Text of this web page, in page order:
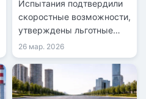
Испытания подтвердили
скоростные возможности,
утверждены льготные
условия.
26 мар. 2026